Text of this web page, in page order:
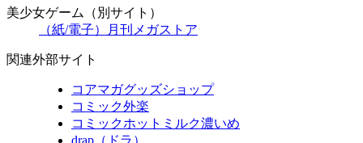
美少女ゲーム（別サイト）
（紙/電子）月刊メガストア
関連外部サイト
コアマガグッズショップ
コミック外楽
コミックホットミルク濃いめ
drap（ドラ）